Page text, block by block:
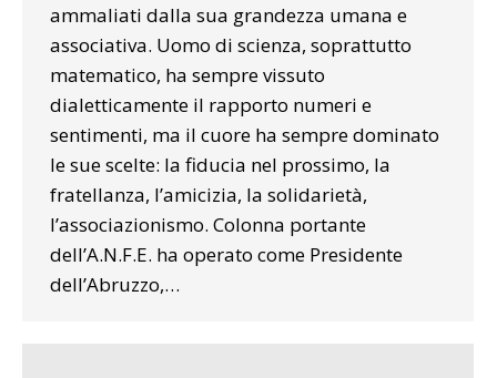
ammaliati dalla sua grandezza umana e
associativa. Uomo di scienza, soprattutto
matematico, ha sempre vissuto
dialetticamente il rapporto numeri e
sentimenti, ma il cuore ha sempre dominato
le sue scelte: la fiducia nel prossimo, la
fratellanza, l’amicizia, la solidarietà,
l’associazionismo. Colonna portante
dell’A.N.F.E. ha operato come Presidente
dell’Abruzzo,…